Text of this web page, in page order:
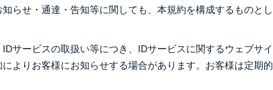
らせ・通達・告知等に関しても、本規約を構成するものとし
サービスの取扱い等につき、IDサービスに関するウェブサイ
よりお客様にお知らせする場合があります。お客様は定期的